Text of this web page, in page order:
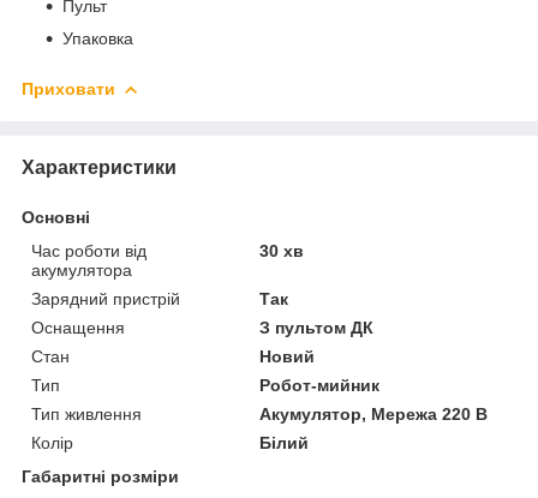
Пульт
Упаковка
Приховати
Характеристики
Основні
Час роботи від
акумулятора
30 хв
Зарядний пристрій
Так
Оснащення
З пультом ДК
Стан
Новий
Тип
Робот-мийник
Тип живлення
Акумулятор, Мережа 220 В
Колір
Білий
Габаритні розміри